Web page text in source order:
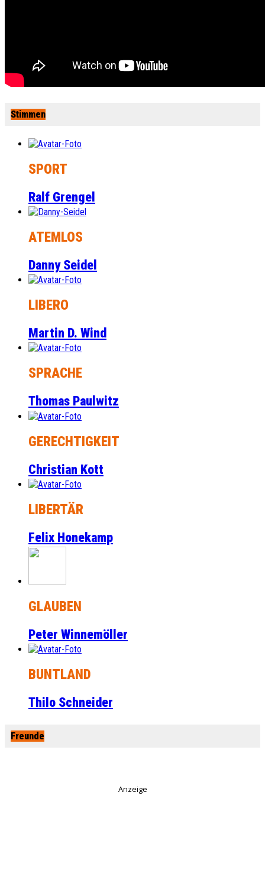
Stimmen
SPORT
Ralf Grengel
ATEMLOS
Danny Seidel
LIBERO
Martin D. Wind
SPRACHE
Thomas Paulwitz
GERECHTIGKEIT
Christian Kott
LIBERTÄR
Felix Honekamp
GLAUBEN
Peter Winnemöller
BUNTLAND
Thilo Schneider
Freunde
Anzeige